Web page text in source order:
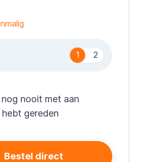
1 2
nooit met aan
hebt gereden
Bestel direct